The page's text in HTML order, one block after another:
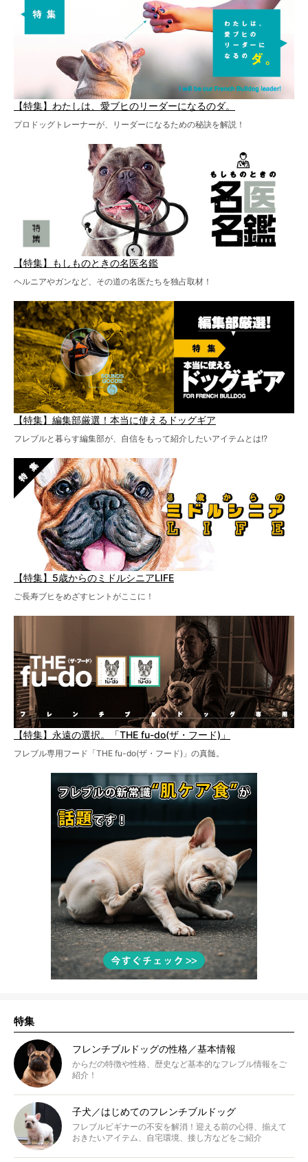
【特集】わたしは、愛ブヒのリーダーになるのダ。
プロドッグトレーナーが、リーダーになるための秘訣を解説！
【特集】もしものときの名医名鑑
ヘルニアやガンなど、その道の名医たちを独占取材！
【特集】編集部厳選！本当に使えるドッグギア
フレブルと暮らす編集部が、自信をもって紹介したいアイテムとは!?
【特集】5歳からのミドルシニアLIFE
ご長寿ブヒをめざすヒントがここに！
【特集】永遠の選択。「THE fu-do(ザ・フード)」
フレブル専用フード「THE fu-do(ザ・フード)」の真髄。
特集
フレンチブルドッグの性格／基本情報
からだの特徴や性格、歴史など基本的なフレブル情報をご
紹介！
子犬／はじめてのフレンチブルドッグ
フレブルビギナーの不安を解消！迎える前の心得、揃えて
おきたいアイテム、自宅環境、接し方などをご紹介